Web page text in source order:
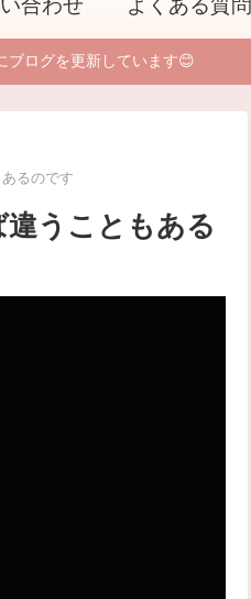
合わせ よくある質問
ブログを更新しています😊
るのです
うこともある